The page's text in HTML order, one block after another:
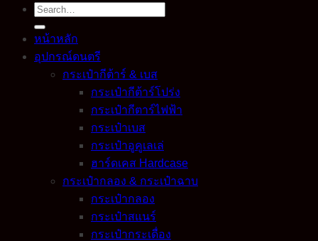
Search
for:
หน้าหลัก
อุปกรณ์ดนตรี
กระเป๋ากีต้าร์ & เบส
กระเป๋ากีต้าร์โปร่ง
กระเป๋ากีตาร์ไฟฟ้า
กระเป๋าเบส
กระเป๋าอูคูเลเล่
ฮาร์ดเคส Hardcase
กระเป๋ากลอง & กระเป๋าฉาบ
กระเป๋ากลอง
กระเป๋าสแนร์
กระเป๋ากระเดื่อง